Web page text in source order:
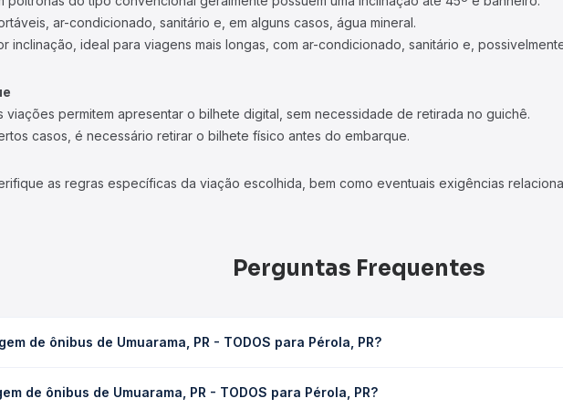
ar-condicionado, sanitário e, em alguns casos, água mineral.
inclinação, ideal para viagens mais longas, com ar-condicionado, sanitário e,
viações permitem apresentar o bilhete digital, sem necessidade de retirada no guichê.
casos, é necessário retirar o bilhete físico antes do embarque.
as regras específicas da viação escolhida, bem como eventuais exigências
Perguntas Frequentes
de ônibus de Umuarama, PR - TODOS para Pérola, PR?
Na Quero Passagem você consulta os horários disponíveis e vê a duração exata de
de ônibus de Umuarama, PR - TODOS para Pérola, PR?